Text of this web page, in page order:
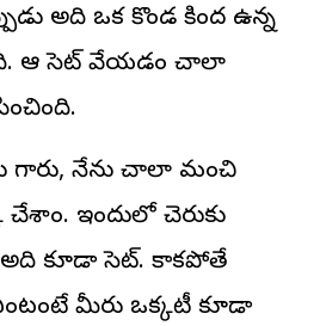
అది ఒక కొండ కింద ఉన్న
ఆ సెట్ వేయడం చాలా
గారు, నేను చాలా మంచి
ఇందులో చెరుకు
అది కూడా సెట్. కాకపోతే
మీరు ఒక్కటీ కూడా